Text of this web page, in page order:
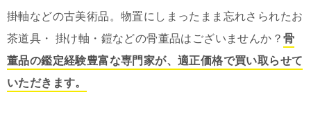
掛軸などの古美術品。物置にしまったまま忘れさられたお
茶道具・ 掛け軸・鎧などの骨董品はございませんか？ 骨
董品の鑑定経験豊富な専門家が、適正価格で買い取らせて
いただきます。